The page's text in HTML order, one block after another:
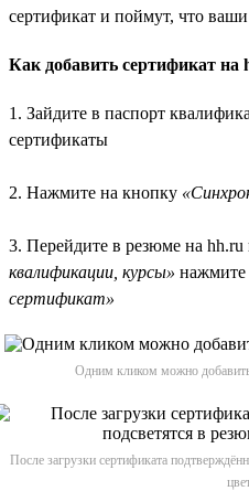
сертификат и поймут, что
Как добавить сертификат на
1. Зайдите в паспорт
сертификаты
2. Нажмите на кнопку
3. Перейдите в резюме на hh.ru
квалификации, курсы» нажмите
сертификат»
Одним кликом можно
После загрузки сертификата